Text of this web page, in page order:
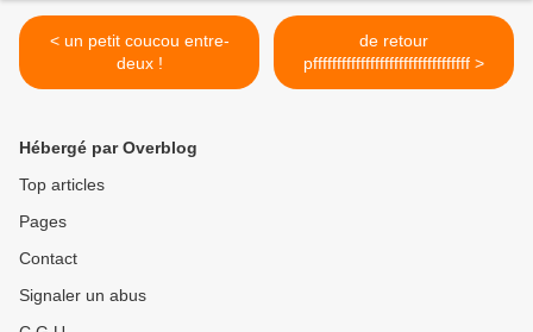
< un petit coucou entre-
deux !
de retour
pfffffffffffffffffffffffffffffffff >
Hébergé par Overblog
Top articles
Pages
Contact
Signaler un abus